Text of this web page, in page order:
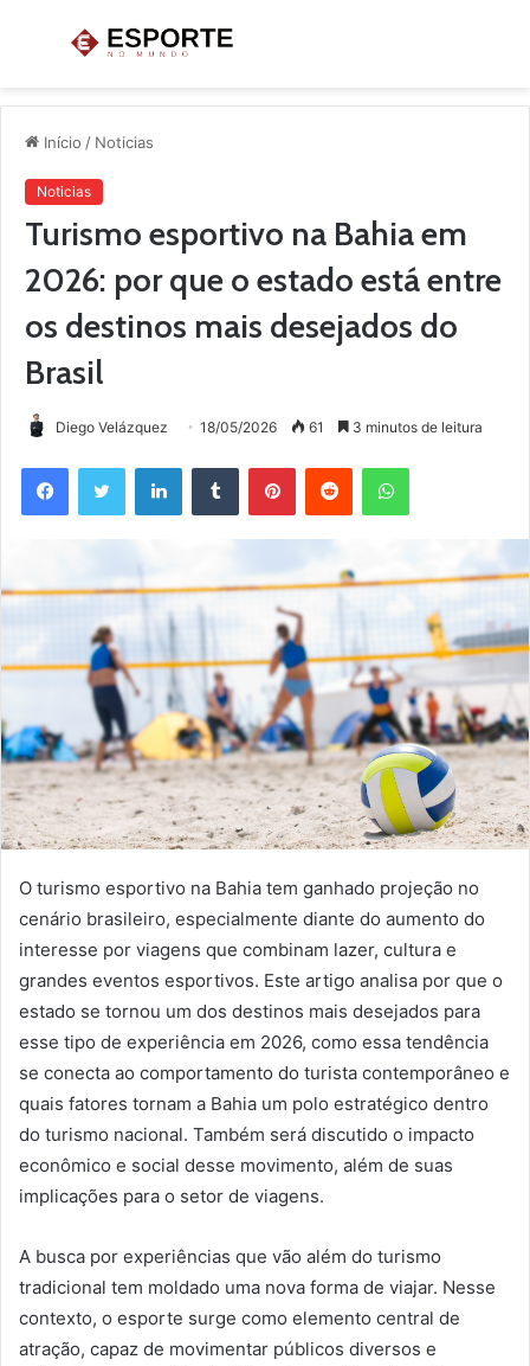
Menu
Início / Noticias
Noticias
Turismo esportivo na Bahia em
2026: por que o estado está entre
os destinos mais desejados do
Brasil
Diego Velázquez 18/05/2026 61 3 minutos de leitura
FacebookTwitter LinkedinTumblr PinterestReddit WhatsApp
O turismo esportivo na Bahia tem ganhado projeção no
cenário brasileiro, especialmente diante do aumento do
interesse por viagens que combinam lazer, cultura e
grandes eventos esportivos. Este artigo analisa por que o
estado se tornou um dos destinos mais desejados para
esse tipo de experiência em 2026, como essa tendência
se conecta ao comportamento do turista contemporâneo e
quais fatores tornam a Bahia um polo estratégico dentro
do turismo nacional. Também será discutido o impacto
econômico e social desse movimento, além de suas
implicações para o setor de viagens.
A busca por experiências que vão além do turismo
tradicional tem moldado uma nova forma de viajar. Nesse
contexto, o esporte surge como elemento central de
atração, capaz de movimentar públicos diversos e